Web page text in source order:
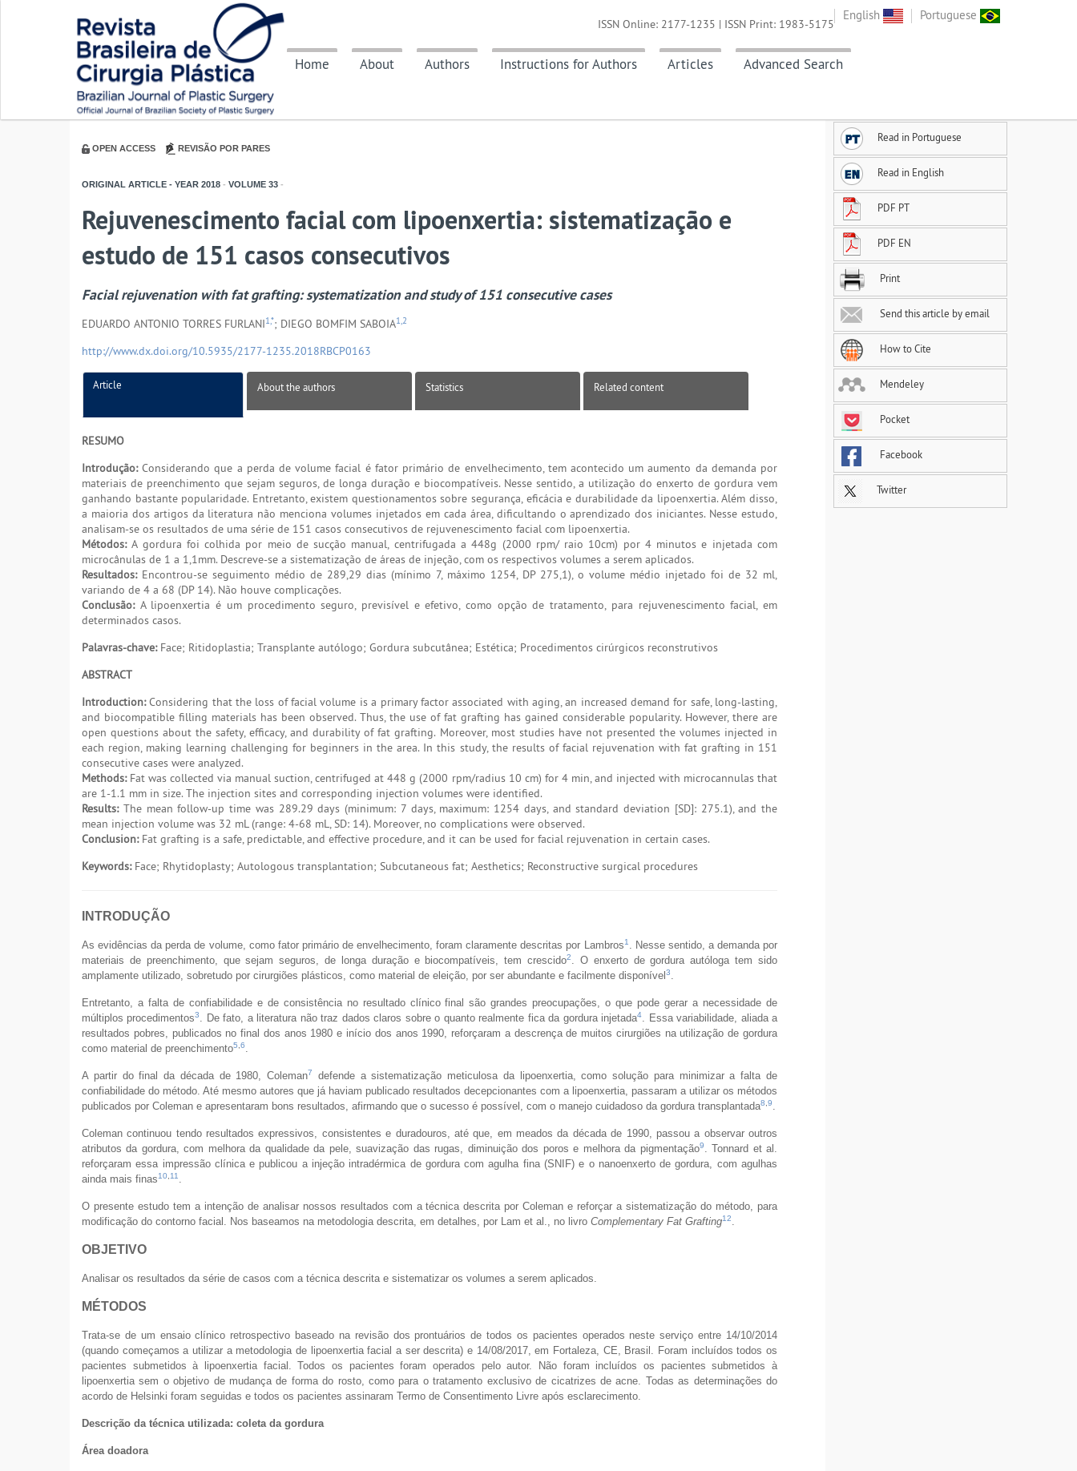
English Portuguese
Home About Authors Instructions for Authors Articles Advanced Search
ISSN Online: 2177-1235 | ISSN Print: 1983-5175
OPEN ACCESS REVISÃO POR PARES
ORIGINAL ARTICLE - YEAR 2018 - VOLUME 33 -
Rejuvenescimento facial com lipoenxertia: sistematização e
estudo de 151 casos consecutivos
Facial rejuvenation with fat grafting: systematization and study of 151 consecutive cases
EDUARDO ANTONIO TORRES FURLANI1,*; DIEGO BOMFIM SABOIA1,2
http://www.dx.doi.org/10.5935/2177-1235.2018RBCP0163
Article About the authors Statistics Related content
RESUMO
Introdução:Considerando que a perda de volume facial é fator primário de envelhecimento, tem acontecido um aumento da demanda por
materiais de preenchimento que sejam seguros, de longa duração e biocompatíveis. Nesse sentido, a utilização do enxerto de gordura vem
ganhando bastante popularidade. Entretanto, existem questionamentos sobre segurança, eficácia e durabilidade da lipoenxertia. Além disso,
a maioria dos artigos da literatura não menciona volumes injetados em cada área, dificultando o aprendizado dos iniciantes. Nesse estudo,
analisam-se os resultados de uma série de 151 casos consecutivos de rejuvenescimento facial com lipoenxertia.
Métodos:A gordura foi colhida por meio de sucção manual, centrifugada a 448g (2000 rpm/ raio 10cm) por 4 minutos e injetada com
microcânulas de 1 a 1,1mm. Descreve-se a sistematização de áreas de injeção, com os respectivos volumes a serem aplicados.
Resultados:Encontrou-se seguimento médio de 289,29 dias (mínimo 7, máximo 1254, DP 275,1), o volume médio injetado foi de 32 ml,
variando de 4 a 68 (DP 14). Não houve complicações.
Conclusão:A lipoenxertia é um procedimento seguro, previsível e efetivo, como opção de tratamento, para rejuvenescimento facial, em
determinados casos.
Palavras-chave:Face; Ritidoplastia; Transplante autólogo; Gordura subcutânea; Estética; Procedimentos cirúrgicos reconstrutivos
ABSTRACT
Introduction:Considering that the loss of facial volume is a primary factor associated with aging, an increased demand for safe, long-lasting,
and biocompatible filling materials has been observed. Thus, the use of fat grafting has gained considerable popularity. However, there are
open questions about the safety, efficacy, and durability of fat grafting. Moreover, most studies have not presented the volumes injected in
each region, making learning challenging for beginners in the area. In this study, the results of facial rejuvenation with fat grafting in 151
consecutive cases were analyzed.
Methods:Fat was collected via manual suction, centrifuged at 448 g (2000 rpm/radius 10 cm) for 4 min, and injected with microcannulas that
are 1-1.1 mm in size. The injection sites and corresponding injection volumes were identified.
Results:The mean follow-up time was 289.29 days (minimum: 7 days, maximum: 1254 days, and standard deviation [SD]: 275.1), and the
mean injection volume was 32 mL (range: 4-68 mL, SD: 14). Moreover, no complications were observed.
Conclusion:Fat grafting is a safe, predictable, and effective procedure, and it can be used for facial rejuvenation in certain cases.
Keywords:Face; Rhytidoplasty; Autologous transplantation; Subcutaneous fat; Aesthetics; Reconstructive surgical procedures
INTRODUÇÃO
As evidências da perda de volume, como fator primário de envelhecimento, foram claramente descritas por Lambros1. Nesse sentido, a demanda por
materiais de preenchimento, que sejam seguros, de longa duração e biocompatíveis, tem crescido2. O enxerto de gordura autóloga tem sido
amplamente utilizado, sobretudo por cirurgiões plásticos, como material de eleição, por ser abundante e facilmente disponível 3.
Entretanto, a falta de confiabilidade e de consistência no resultado clínico final são grandes preocupações, o que pode gerar a necessidade de
múltiplos procedimentos3. De fato, a literatura não traz dados claros sobre o quanto realmente fica da gordura injetada4. Essa variabilidade, aliada a
resultados pobres, publicados no final dos anos 1980 e início dos anos 1990, reforçaram a descrença de muitos cirurgiões na utilização de gordura
como material de preenchimento5,6.
A partir do final da década de 1980, Coleman7
defende a sistematização meticulosa da lipoenxertia, como solução para minimizar a falta de
confiabilidade do método. Até mesmo autores que já haviam publicado resultados decepcionantes com a lipoenxertia, passaram a utilizar os métodos
publicados por Coleman e apresentaram bons resultados, afirmando que o sucesso é possível, com o manejo cuidadoso da gordura transplantada8,9.
Coleman continuou tendo resultados expressivos, consistentes e duradouros, até que, em meados da década de 1990, passou a observar outros
atributos da gordura, com melhora da qualidade da pele, suavização das rugas, diminuição dos poros e melhora da pigmentação9. Tonnard et al.
reforçaram essa impressão clínica e publicou a injeção intradérmica de gordura com agulha fina (SNIF) e o nanoenxerto de gordura, com agulhas
ainda mais finas10,11.
O presente estudo tem a intenção de analisar nossos resultados com a técnica descrita por Coleman e reforçar a sistematização do método, para
modificação do contorno facial. Nos baseamos na metodologia descrita, em detalhes, por Lam et al., no livro Complementary Fat Grafting12.
OBJETIVO
Analisar os resultados da série de casos com a técnica descrita e sistematizar os volumes a serem aplicados.
MÉTODOS
Trata-se de um ensaio clínico retrospectivo baseado na revisão dos prontuários de todos os pacientes operados neste serviço entre 14/10/2014
(quando começamos a utilizar a metodologia de lipoenxertia facial a ser descrita) e 14/08/2017, em Fortaleza, CE, Brasil. Foram incluídos todos os
pacientes submetidos à lipoenxertia facial. Todos os pacientes foram operados pelo autor. Não foram incluídos os pacientes submetidos à
lipoenxertia sem o objetivo de mudança de forma do rosto, como para o tratamento exclusivo de cicatrizes de acne. Todas as determinações do
acordo de Helsinki foram seguidas e todos os pacientes assinaram Termo de Consentimento Livre após esclarecimento.
Descrição da técnica utilizada: coleta da gordura
Área doadora
Read in Portuguese
Read in English
PDF PT
PDF EN
Print
Send this article by email
How to Cite
Mendeley
Pocket
Facebook
Twitter